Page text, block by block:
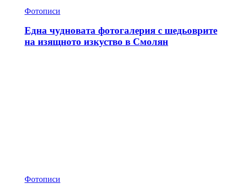
Фотописи
Една чудновата фотогалерия с шедьоврите
на изящното изкуство в Смолян
Фотописи